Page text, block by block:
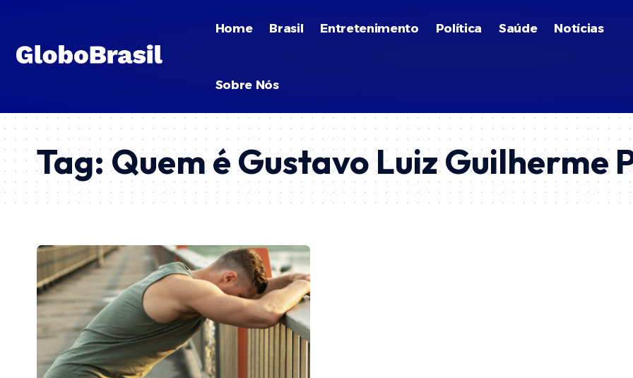
Home Brasil Entretenimento Política Saúde Notícias
Sobre Nós
Tag:Quem é Gustavo Luiz Guilherme